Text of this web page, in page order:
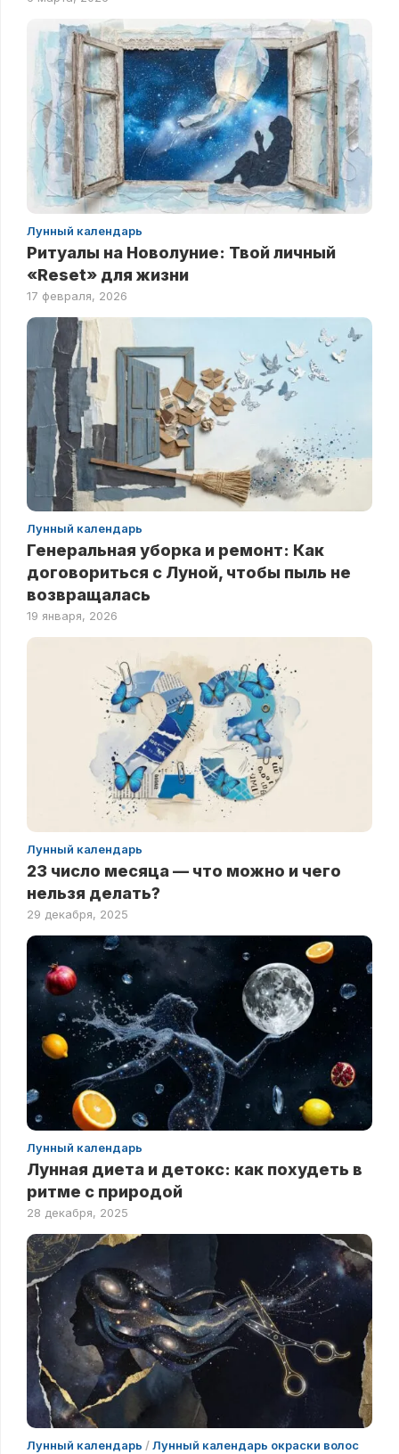
Лунный календарь
Ритуалы на Новолуние: Твой личный
«Reset» для жизни
17 февраля, 2026
Лунный календарь
Генеральная уборка и ремонт: Как
договориться с Луной, чтобы пыль не
возвращалась
19 января, 2026
Лунный календарь
23 число месяца — что можно и чего
нельзя делать?
29 декабря, 2025
Лунный календарь
Лунная диета и детокс: как похудеть в
ритме с природой
28 декабря, 2025
Лунный календарь /Лунный календарь окраски волос